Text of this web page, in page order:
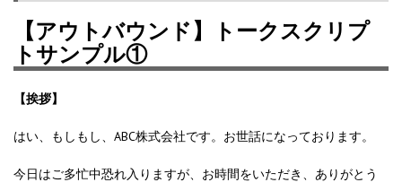
【アウトバウンド】トークスクリプ
トサンプル①
【挨拶】
はい、もしもし、ABC株式会社です。お世話になっております。
今日はご多忙中恐れ入りますが、お時間をいただき、ありがとう